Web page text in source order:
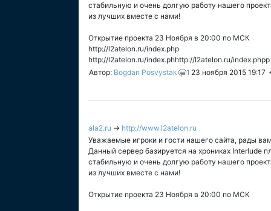
стабильную и очень долгую работу нашего
из лучших вместе с нами!
Открытие проекта 23 Ноября в 20:00 по МСК
http://l2atelon.ru/index.php
http://l2atelon.ru/index.phhttp://l2atelon.ru/index.phpp
Автор: Bogdan Posvystak 1 23 ноября 2015 19:17
ala2.ru → http://www.l2atelon.ru
Уважаемые игроки и гости нашего сайта, рады
Данный сервер базируется на хрониках
стабильную и очень долгую работу нашего
из лучших вместе с нами!
Открытие проекта 23 Ноября в 20:00 по МСК